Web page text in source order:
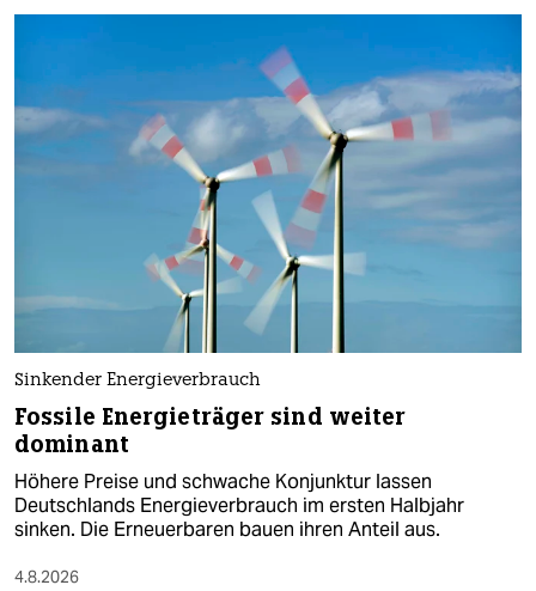
Sinkender Energieverbrauch
Fossile Energieträger sind weiter
dominant
Höhere Preise und schwache Konjunktur lassen
Deutschlands Energieverbrauch im ersten Halbjahr
sinken. Die Erneuerbaren bauen ihren Anteil aus.
4.8.2026